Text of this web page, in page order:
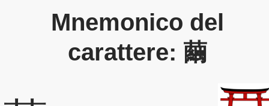
Mnemonico del
carattere: 繭